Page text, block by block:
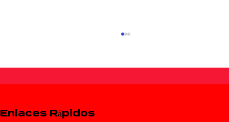
Enlaces Rápidos